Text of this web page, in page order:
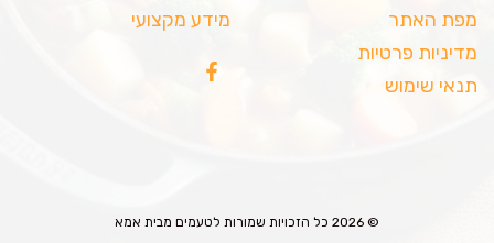
מפת האתר
מדיניות פרטיות
תנאי שימוש
מידע מקצועי
© 2026 כל הזכויות שמורות לטעמים מבית אמא